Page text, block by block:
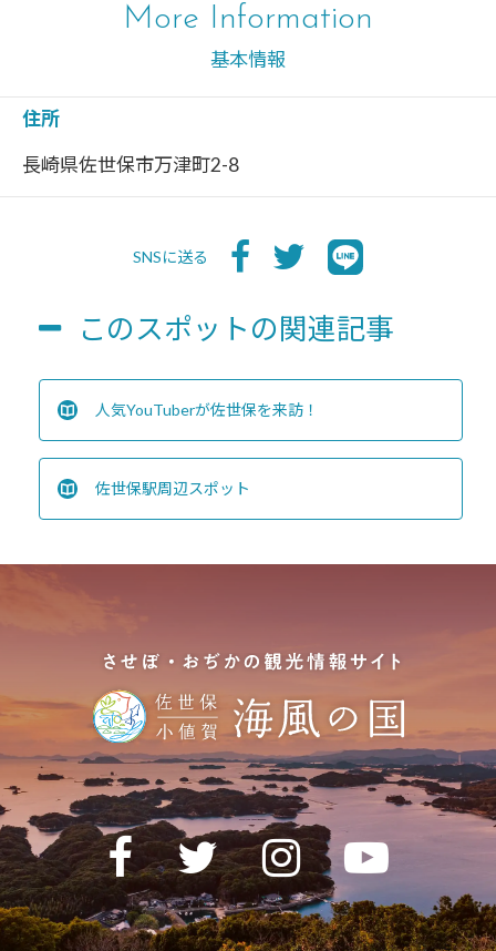
More Information
基本情報
住所
長崎県佐世保市万津町2-8
SNSに送る
このスポットの関連記事
人気YouTuberが佐世保を来訪！
佐世保駅周辺スポット